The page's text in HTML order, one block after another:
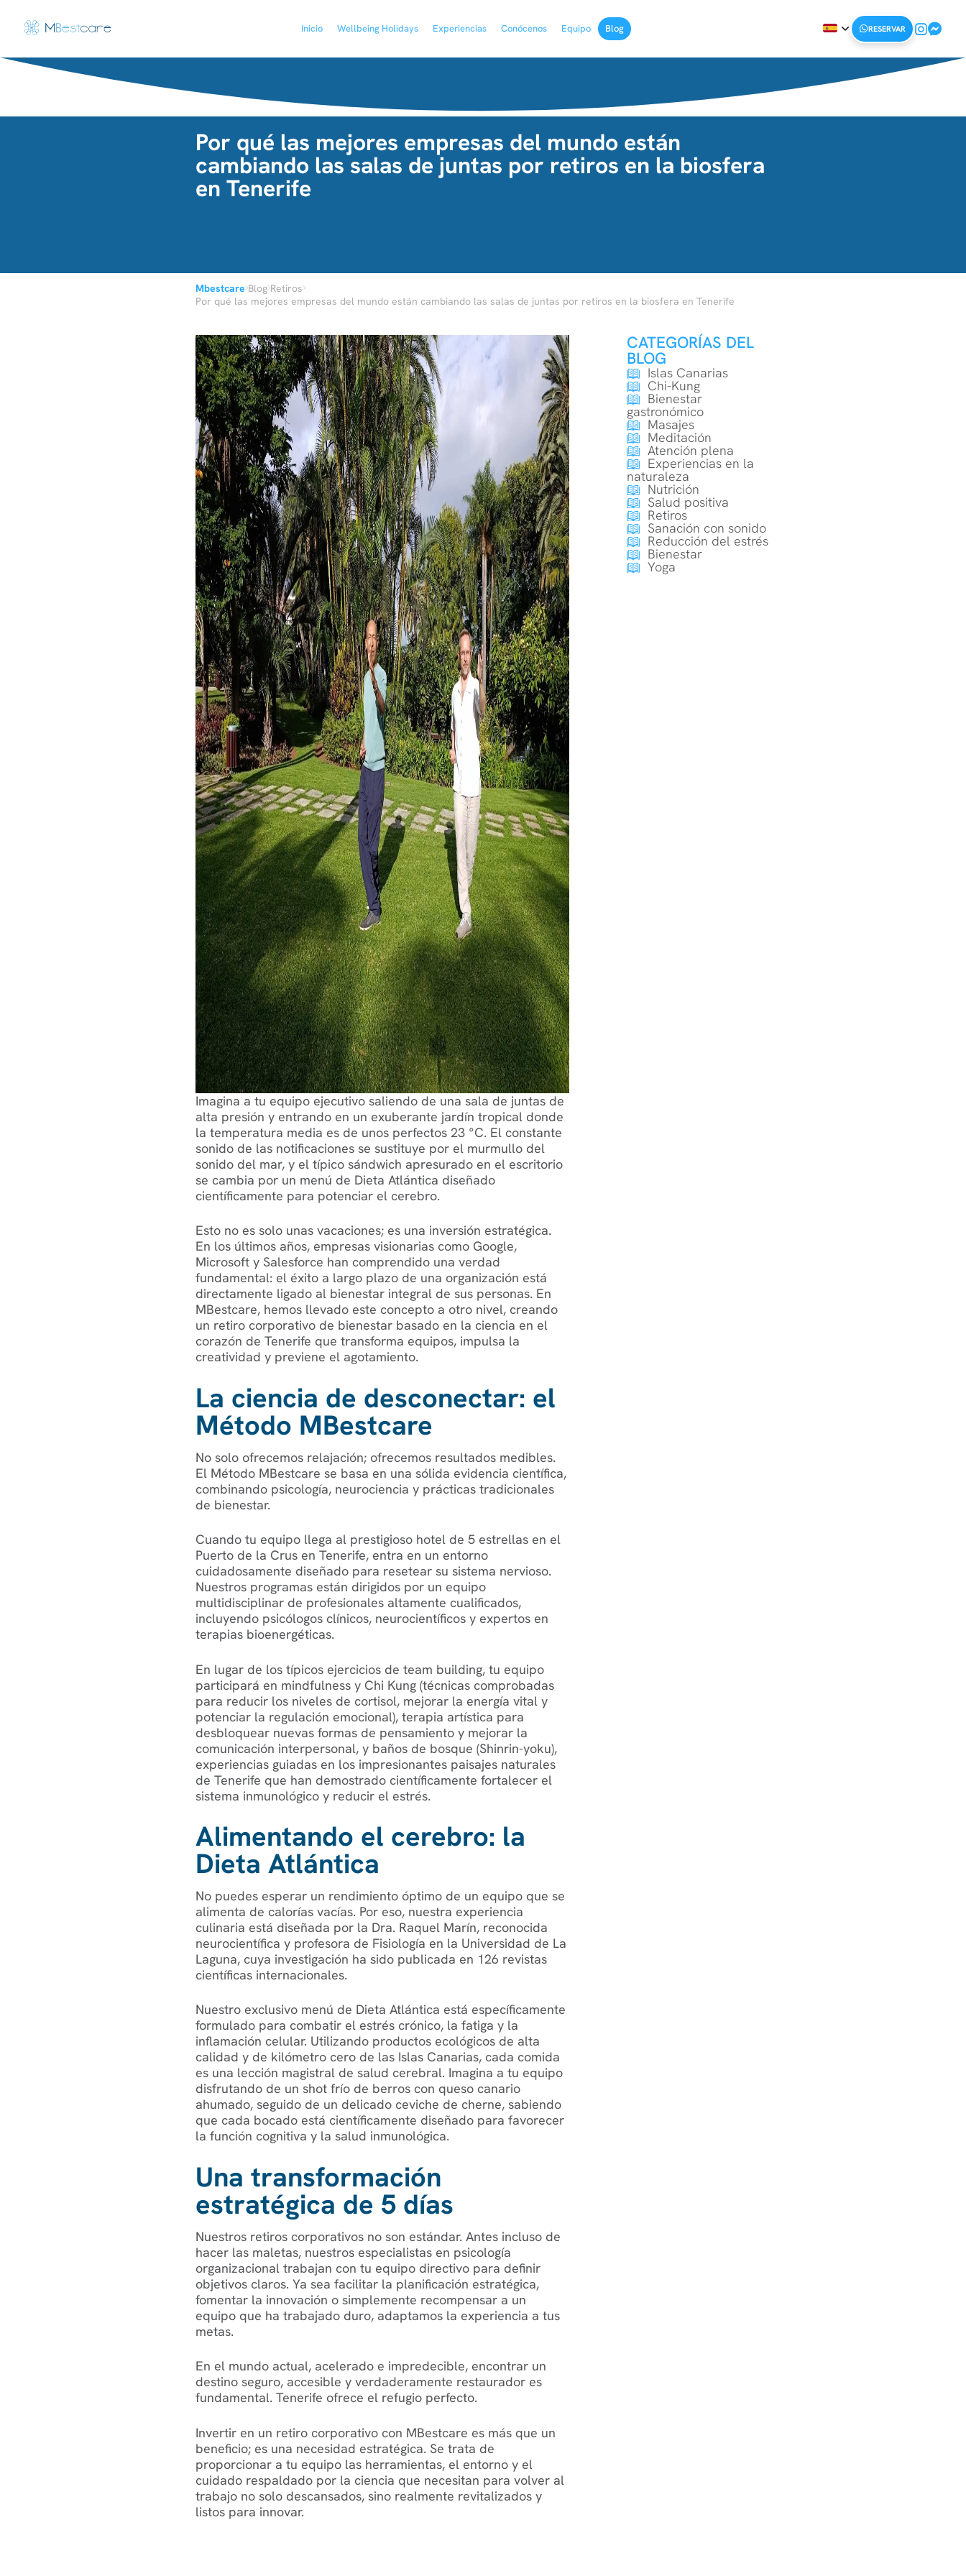
Inicio Wellbeing Holidays Experiencias Conócenos Equipo Blog RESERVAR
Por qué las mejores empresas del mundo están
cambiando las salas de juntas por retiros en la biosfera
en Tenerife
Mbestcare›Blog›Retiros›
Por qué las mejores empresas del mundo están cambiando las salas de juntas por retiros en la biosfera en Tenerife
Imagina a tu equipo ejecutivo saliendo de una sala de juntas de
alta presión y entrando en un exuberante jardín tropical donde
la temperatura media es de unos perfectos 23 °C. El constante
sonido de las notificaciones se sustituye por el murmullo del
sonido del mar, y el típico sándwich apresurado en el escritorio
se cambia por un menú de Dieta Atlántica diseñado
científicamente para potenciar el cerebro.
Esto no es solo unas vacaciones; es una inversión estratégica.
En los últimos años, empresas visionarias como Google,
Microsoft y Salesforce han comprendido una verdad
fundamental: el éxito a largo plazo de una organización está
directamente ligado al bienestar integral de sus personas. En
MBestcare, hemos llevado este concepto a otro nivel, creando
un retiro corporativo de bienestar basado en la ciencia en el
corazón de Tenerife que transforma equipos, impulsa la
creatividad y previene el agotamiento.
La ciencia de desconectar: el
Método MBestcare
No solo ofrecemos relajación; ofrecemos resultados medibles.
El Método MBestcare se basa en una sólida evidencia científica,
combinando psicología, neurociencia y prácticas tradicionales
de bienestar.
Cuando tu equipo llega al prestigioso hotel de 5 estrellas en el
Puerto de la Crus en Tenerife, entra en un entorno
cuidadosamente diseñado para resetear su sistema nervioso.
Nuestros programas están dirigidos por un equipo
multidisciplinar de profesionales altamente cualificados,
incluyendo psicólogos clínicos, neurocientíficos y expertos en
terapias bioenergéticas.
En lugar de los típicos ejercicios de team building, tu equipo
participará en mindfulness y Chi Kung (técnicas comprobadas
para reducir los niveles de cortisol, mejorar la energía vital y
potenciar la regulación emocional), terapia artística para
desbloquear nuevas formas de pensamiento y mejorar la
comunicación interpersonal, y baños de bosque (Shinrin-yoku),
experiencias guiadas en los impresionantes paisajes naturales
de Tenerife que han demostrado científicamente fortalecer el
sistema inmunológico y reducir el estrés.
Alimentando el cerebro: la
Dieta Atlántica
No puedes esperar un rendimiento óptimo de un equipo que se
alimenta de calorías vacías. Por eso, nuestra experiencia
culinaria está diseñada por la Dra. Raquel Marín, reconocida
neurocientífica y profesora de Fisiología en la Universidad de La
Laguna, cuya investigación ha sido publicada en 126 revistas
científicas internacionales.
Nuestro exclusivo menú de Dieta Atlántica está específicamente
formulado para combatir el estrés crónico, la fatiga y la
inflamación celular. Utilizando productos ecológicos de alta
calidad y de kilómetro cero de las Islas Canarias, cada comida
es una lección magistral de salud cerebral. Imagina a tu equipo
disfrutando de un shot frío de berros con queso canario
ahumado, seguido de un delicado ceviche de cherne, sabiendo
que cada bocado está científicamente diseñado para favorecer
la función cognitiva y la salud inmunológica.
Una transformación
estratégica de 5 días
Nuestros retiros corporativos no son estándar. Antes incluso de
hacer las maletas, nuestros especialistas en psicología
organizacional trabajan con tu equipo directivo para definir
objetivos claros. Ya sea facilitar la planificación estratégica,
fomentar la innovación o simplemente recompensar a un
equipo que ha trabajado duro, adaptamos la experiencia a tus
metas.
En el mundo actual, acelerado e impredecible, encontrar un
destino seguro, accesible y verdaderamente restaurador es
fundamental. Tenerife ofrece el refugio perfecto.
Invertir en un retiro corporativo con MBestcare es más que un
beneficio; es una necesidad estratégica. Se trata de
proporcionar a tu equipo las herramientas, el entorno y el
cuidado respaldado por la ciencia que necesitan para volver al
trabajo no solo descansados, sino realmente revitalizados y
listos para innovar.
CATEGORÍAS DEL
BLOG
Islas Canarias
Chi-Kung
Bienestar
gastronómico
Masajes
Meditación
Atención plena
Experiencias en la
naturaleza
Nutrición
Salud positiva
Retiros
Sanación con sonido
Reducción del estrés
Bienestar
Yoga